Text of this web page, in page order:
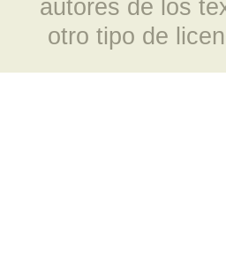
autores de los
otro tipo de